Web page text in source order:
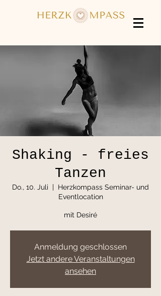
Shaking - freies
Tanzen
Do., 10. Juli
  |
Herzkompass Seminar- und
Eventlocation
mit Desiré
Anmeldung geschlossen
Jetzt andere Veranstaltungen
ansehen